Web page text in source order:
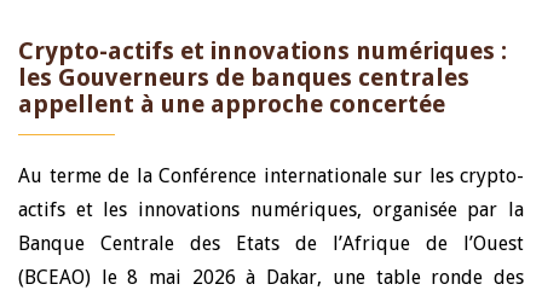
Crypto-actifs et innovations numériques :
les Gouverneurs de banques centrales
appellent à une approche concertée
Au terme de la Conférence internationale sur les crypto-
actifs et les innovations numériques, organisée par la
Banque Centrale des Etats de l’Afrique de l’Ouest
(BCEAO) le 8 mai 2026 à Dakar, une table ronde des